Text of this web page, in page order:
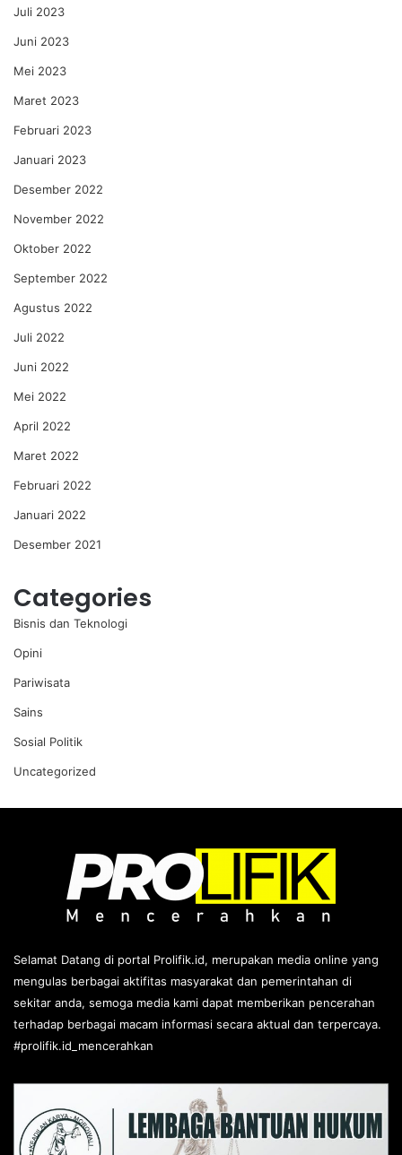
Juli 2023
Juni 2023
Mei 2023
Maret 2023
Februari 2023
Januari 2023
Desember 2022
November 2022
Oktober 2022
September 2022
Agustus 2022
Juli 2022
Juni 2022
Mei 2022
April 2022
Maret 2022
Februari 2022
Januari 2022
Desember 2021
Categories
Bisnis dan Teknologi
Opini
Pariwisata
Sains
Sosial Politik
Uncategorized
Selamat Datang di portal Prolifik.id, merupakan media online yang
mengulas berbagai aktifitas masyarakat dan pemerintahan di
sekitar anda, semoga media kami dapat memberikan pencerahan
terhadap berbagai macam informasi secara aktual dan terpercaya.
#prolifik.id_mencerahkan